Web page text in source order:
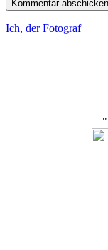
Ich, der Fotograf